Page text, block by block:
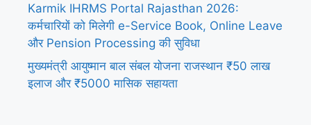
Karmik IHRMS Portal Rajasthan 2026:
कर्मचारियों को मिलेगी e-Service Book, Online Leave
और Pension Processing की सुविधा
मुख्यमंत्री आयुष्मान बाल संबल योजना राजस्थान ₹50 लाख
इलाज और ₹5000 मासिक सहायता